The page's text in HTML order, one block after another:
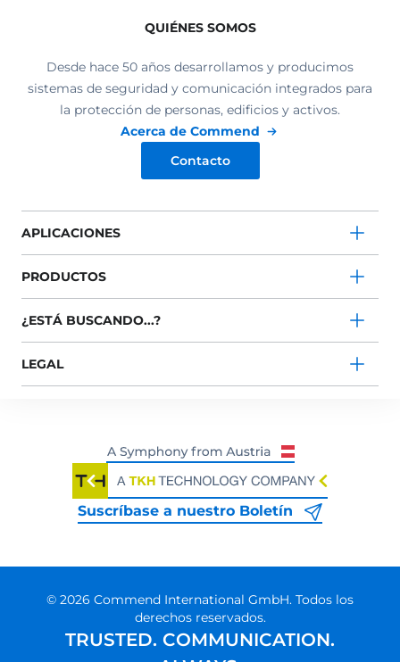
QUIÉNES SOMOS
Desde hace 50 años desarrollamos y producimos
sistemas de seguridad y comunicación integrados para
la protección de personas, edificios y activos.
Acerca de Commend
Contacto
APLICACIONES
PRODUCTOS
¿ESTÁ BUSCANDO...?
LEGAL
Suscríbase a nuestro Boletín
© 2026 Commend International GmbH. Todos los
derechos reservados.
TRUSTED. COMMUNICATION.